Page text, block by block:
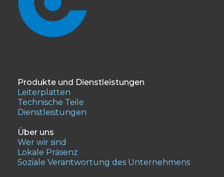
Produkte und Dienstleistungen
Leiterplatten
Technische Teile
Dienstleistungen
Über uns
Wer wir sind
Lokale Präsenz
Soziale Verantwortung des Unternehmens